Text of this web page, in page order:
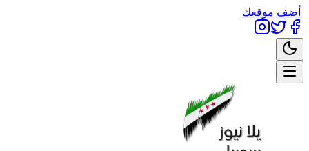
أضف موقعك